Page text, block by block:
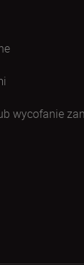
wycofanie